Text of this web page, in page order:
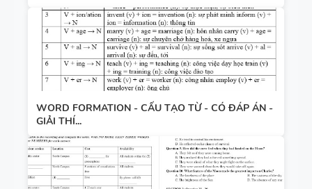
WORD FORMATION - CẤU TẠO TỪ - CÓ ĐÁP ÁN -
GIẢI THÍ...